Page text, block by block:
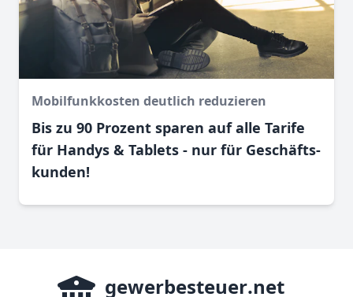
Mobilfunkkosten deutlich reduzieren
Bis zu 90 Prozent sparen auf alle Tarife
für Handys & Tablets - nur für Geschäfts­
kunden!
gewerbesteuer.net